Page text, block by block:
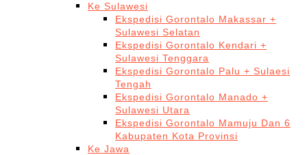
Ke Sulawesi
Ekspedisi Gorontalo Makassar +
Sulawesi Selatan
Ekspedisi Gorontalo Kendari +
Sulawesi Tenggara
Ekspedisi Gorontalo Palu + Sulaesi
Tengah
Ekspedisi Gorontalo Manado +
Sulawesi Utara
Ekspedisi Gorontalo Mamuju Dan 6
Kabupaten Kota Provinsi
Ke Jawa